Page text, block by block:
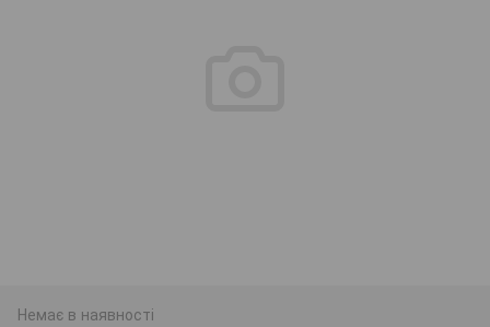
Немає в наявності